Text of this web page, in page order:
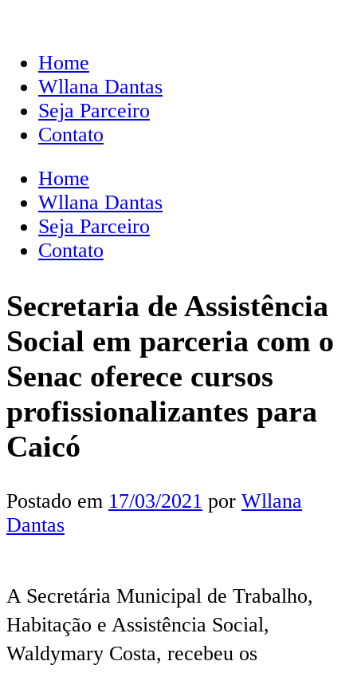
Home
Wllana Dantas
Seja Parceiro
Contato
Home
Wllana Dantas
Seja Parceiro
Contato
Secretaria de Assistência
Social em parceria com o
Senac oferece cursos
profissionalizantes para
Caicó
Postado em 17/03/2021 por Wllana
Dantas
A Secretária Municipal de Trabalho,
Habitação e Assistência Social,
Waldymary Costa, recebeu os